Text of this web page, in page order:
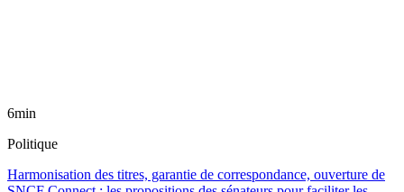
6min
Politique
Harmonisation des titres, garantie de correspondance, ouverture de